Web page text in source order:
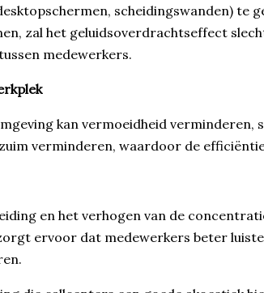
scheidingswanden) te
zal het geluidsoverdrachtseffect
medewerkers.
kan vermoeidheid verminderen,
verminderen, waardoor de
en het verhogen van de
ervoor dat medewerkers beter